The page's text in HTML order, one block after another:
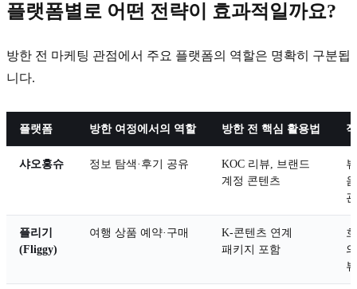
플랫폼별로 어떤 전략이 효과적일까요?
방한 전 마케팅 관점에서 주요 플랫폼의 역할은 명확히 구분됩
니다.
플랫폼 방한 여정에서의 역할 방한 전 핵심 활용법
샤오홍슈 정보 탐색·후기 공유
KOC 리뷰, 브랜드
계정 콘텐츠
플리기
(Fliggy)
여행 상품 예약·구매
K-콘텐츠 연계
패키지 포함